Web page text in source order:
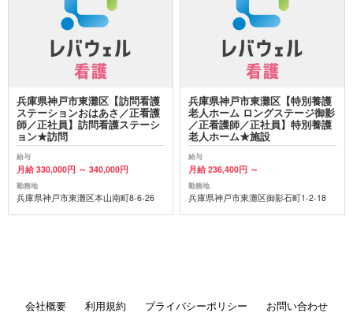
兵庫県神戸市東灘区【訪問看護
ステーションおはあさ／正看護
師／正社員】訪問看護ステーシ
ョン★訪問
給与
月給 330,000円 ～ 340,000円
勤務地
兵庫県神戸市東灘区本山南町8-6-26
兵庫県神戸市東灘区【特別養護
老人ホーム ロングステージ御影
／正看護師／正社員】特別養護
老人ホーム★施設
給与
月給 236,400円 ～
勤務地
兵庫県神戸市東灘区御影石町1-2-18
会社概要 利用規約 プライバシーポリシー お問い合わせ